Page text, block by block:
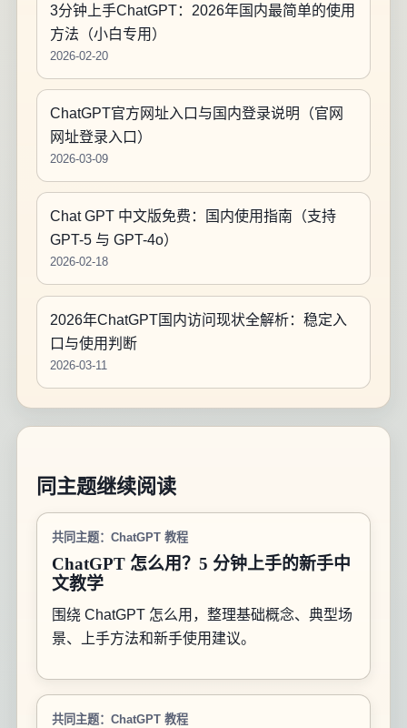
3分钟上手ChatGPT：2026年国内最简单的使用
方法（小白专用）
2026-02-20
ChatGPT官方网址入口与国内登录说明（官网
网址登录入口）
2026-03-09
Chat GPT 中文版免费：国内使用指南（支持
GPT-5 与 GPT-4o）
2026-02-18
2026年ChatGPT国内访问现状全解析：稳定入
口与使用判断
2026-03-11
同主题继续阅读
共同主题：ChatGPT 教程
ChatGPT 怎么用？5 分钟上手的新手中
文教学
围绕 ChatGPT 怎么用，整理基础概念、典型场
景、上手方法和新手使用建议。
共同主题：ChatGPT 教程